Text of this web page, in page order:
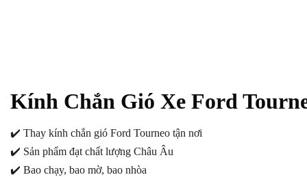
Kính Chắn Gió Xe Ford
✔️ Thay kính chắn gió Ford Tourneo tận nơi
✔️ Sản phẩm đạt chất lượng Châu Âu
✔️ Bao chạy, bao mờ, bao nhòa